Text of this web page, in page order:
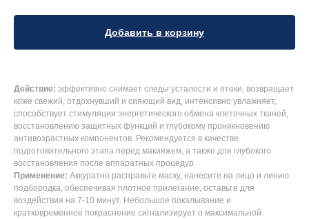
Добавить в корзину
Действие: эффективно снимает следы усталости и отеки, возвращает
коже свежий, отдохнувший и сияющий вид, интенсивно увлажняет,
способствует стимуляции энергетического обмена клеточных тканей,
восстановлению защитных функций и глубокому проникновению
антивозрастных компонентов. Рекомендуется в качестве
подготовительного этапа перед макияжем, а также для глубокого
восстановления после аппаратных процедур.
Применение: Аккуратно расправьте маску, нанесите на лицо и линию
подбородка, обеспечивая плотное прилегание, оставьте для
воздействия на 7-10 минут. Небольшое покалывание и
кратковременное покраснение сигнализирует о максимальной